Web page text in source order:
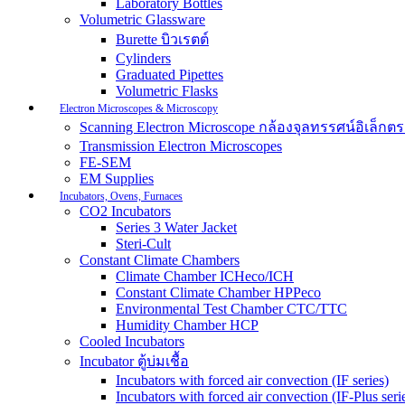
Laboratory Bottles
Volumetric Glassware
Burette บิวเรตต์
Cylinders
Graduated Pipettes
Volumetric Flasks
Electron Microscopes & Microscopy
Scanning Electron Microscope กล้องจุลทรรศน์อิเล็ก
Transmission Electron Microscopes
FE-SEM
EM Supplies
Incubators, Ovens, Furnaces
CO2 Incubators
Series 3 Water Jacket
Steri-Cult
Constant Climate Chambers
Climate Chamber ICHeco/ICH
Constant Climate Chamber HPPeco
Environmental Test Chamber CTC/TTC
Humidity Chamber HCP
Cooled Incubators
Incubator ตู้บ่มเชื้อ
Incubators with forced air convection (IF series)
Incubators with forced air convection (IF-Plus